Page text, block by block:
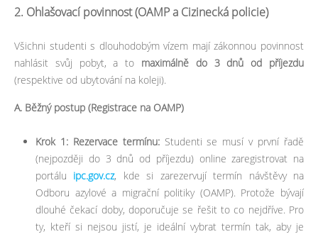
2. Ohlašovací povinnost (OAMP a Cizinecká policie)
Všichni studenti s dlouhodobým vízem mají zákonnou povinnost
nahlásit svůj pobyt, a to maximálně do 3 dnů od příjezdu
(respektive od ubytování na koleji).
A. Běžný postup (Registrace na OAMP)
Krok 1: Rezervace termínu:Studenti se musí v první řadě
(nejpozději do 3 dnů od příjezdu) online zaregistrovat na
portálu ipc.gov.cz, kde si zarezervují termín návštěvy na
Odboru azylové a migrační politiky (OAMP). Protože bývají
dlouhé čekací doby, doporučuje se řešit to co nejdříve. Pro
ty, kteří si nejsou jistí, je ideální vybrat termín tak, aby je